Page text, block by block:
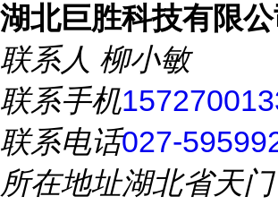
湖北巨胜科技有限公
联系人 柳小敏
联系手机
联系电话027-
所在地址湖北省天